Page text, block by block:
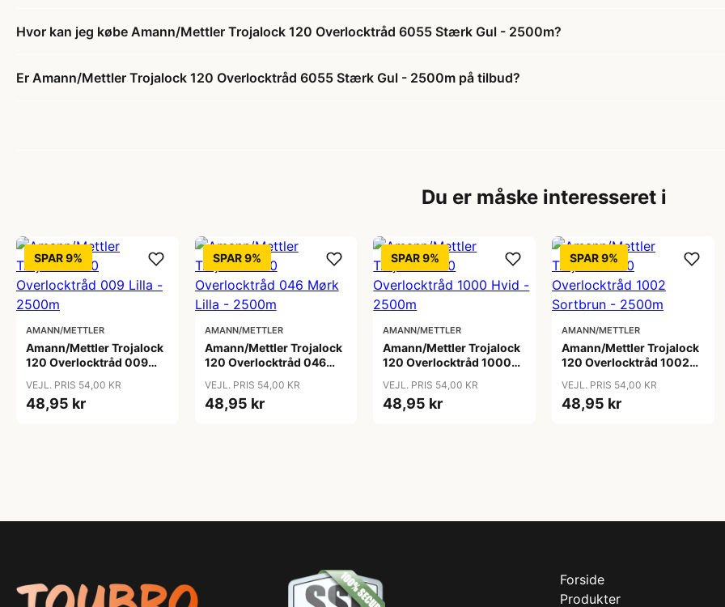
Hvor kan jeg købe Amann/Mettler Trojalock 120 Overlocktråd 6055 Stærk Gul - 2500m?
Er Amann/Mettler Trojalock 120 Overlocktråd 6055 Stærk Gul - 2500m på tilbud?
Du er måske interesseret i
SPAR 9%
AMANN/METTLER
Amann/Mettler Trojalock
120 Overlocktråd 009
VEJL. PRIS 54,00 KR
48,95 kr
SPAR 9%
AMANN/METTLER
Amann/Mettler Trojalock
120 Overlocktråd 046
VEJL. PRIS 54,00 KR
48,95 kr
SPAR 9%
AMANN/METTLER
Amann/Mettler Trojalock
120 Overlocktråd 1000
VEJL. PRIS 54,00 KR
48,95 kr
SPAR 9%
AMANN/METTLER
Amann/Mettler Trojalock
120 Overlocktråd 1002
VEJL. PRIS 54,00 KR
48,95 kr
Forside
Produkter